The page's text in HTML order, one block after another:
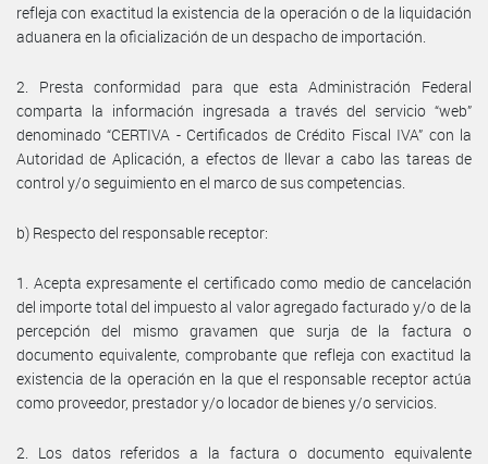
refleja con exactitud la existencia de la operación o de la liquidación
aduanera en la oficialización de un despacho de importación.
2. Presta conformidad para que esta Administración Federal
comparta la información ingresada a través del servicio “web”
denominado “CERTIVA - Certificados de Crédito Fiscal IVA” con la
Autoridad de Aplicación, a efectos de llevar a cabo las tareas de
control y/o seguimiento en el marco de sus competencias.
b) Respecto del responsable receptor:
1. Acepta expresamente el certificado como medio de cancelación
del importe total del impuesto al valor agregado facturado y/o de la
percepción del mismo gravamen que surja de la factura o
documento equivalente, comprobante que refleja con exactitud la
existencia de la operación en la que el responsable receptor actúa
como proveedor, prestador y/o locador de bienes y/o servicios.
2. Los datos referidos a la factura o documento equivalente